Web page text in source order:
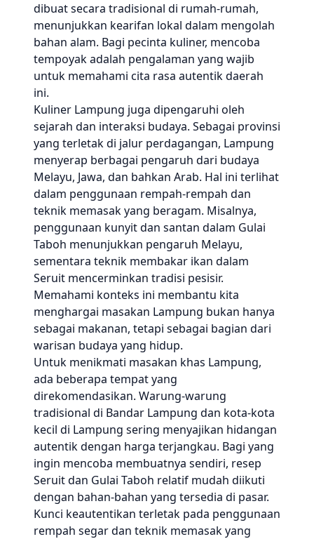
dibuat secara tradisional di rumah-rumah,
menunjukkan kearifan lokal dalam mengolah
bahan alam. Bagi pecinta kuliner, mencoba
tempoyak adalah pengalaman yang wajib
untuk memahami cita rasa autentik daerah
ini.
Kuliner Lampung juga dipengaruhi oleh
sejarah dan interaksi budaya. Sebagai provinsi
yang terletak di jalur perdagangan, Lampung
menyerap berbagai pengaruh dari budaya
Melayu, Jawa, dan bahkan Arab. Hal ini terlihat
dalam penggunaan rempah-rempah dan
teknik memasak yang beragam. Misalnya,
penggunaan kunyit dan santan dalam Gulai
Taboh menunjukkan pengaruh Melayu,
sementara teknik membakar ikan dalam
Seruit mencerminkan tradisi pesisir.
Memahami konteks ini membantu kita
menghargai masakan Lampung bukan hanya
sebagai makanan, tetapi sebagai bagian dari
warisan budaya yang hidup.
Untuk menikmati masakan khas Lampung,
ada beberapa tempat yang
direkomendasikan. Warung-warung
tradisional di Bandar Lampung dan kota-kota
kecil di Lampung sering menyajikan hidangan
autentik dengan harga terjangkau. Bagi yang
ingin mencoba membuatnya sendiri, resep
Seruit dan Gulai Taboh relatif mudah diikuti
dengan bahan-bahan yang tersedia di pasar.
Kunci keautentikan terletak pada penggunaan
rempah segar dan teknik memasak yang